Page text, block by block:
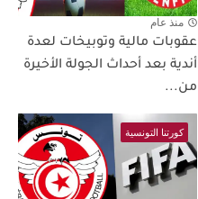
منذ عام
عقوبات مالية وتوبيخات لعدة
أندية بعد أحداث الجولة الأخيرة
من...
كورتنا التونسية